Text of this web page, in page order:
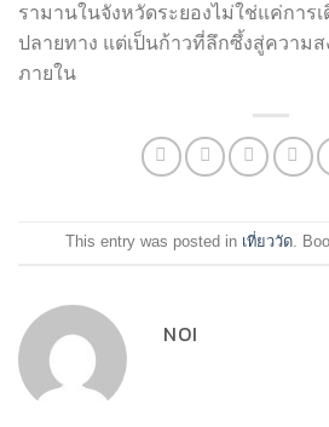
รามานในจังหวัดระยองไม่ใช่แค่การ
ปลายทาง แต่เป็นก้าวที่ลึกซึ้งสู่ความ
ภายใน
This entry was posted in เที่ยววัด.
NOI